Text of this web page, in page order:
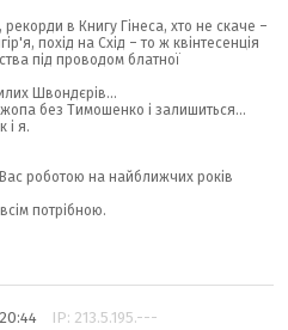
в Книгу Гінеса, хто не скаче –
похід на Схід – то ж квінтесенція
під проводом блатної
Швондєрів...
без Тимошенко і залишиться...
і я.
роботою на найближчих років
потрібною.
IP: 213.5.195.---